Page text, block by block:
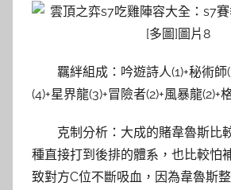
羈絆組成：吟遊詩人(1)+秘術師
(4)+星界龍(3)+冒險者(2)+風暴龍(2)+
克制分析：大成的賭韋魯斯比
種直接打到後排的體系，也比較怕
致對方C位不斷吸血，因為韋魯斯